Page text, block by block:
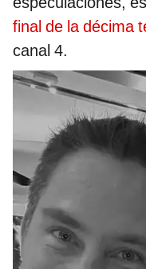
final de la décima
canal 4.